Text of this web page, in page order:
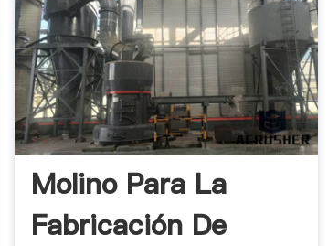
Molino Para La
Fabricación De